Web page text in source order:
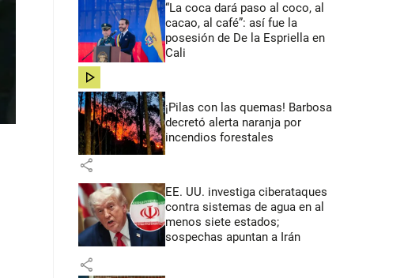
“La coca dará paso al coco, al
cacao, al café”: así fue la
posesión de De la Espriella en
Cali
share
¡Pilas con las quemas! Barbosa
decretó alerta naranja por
incendios forestales
share
EE. UU. investiga ciberataques
contra sistemas de agua en al
menos siete estados;
sospechas apuntan a Irán
share